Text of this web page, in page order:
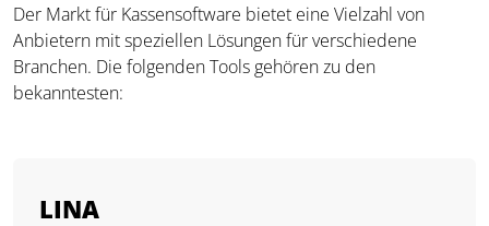
Der Markt für Kassensoftware bietet eine Vielzahl von
Anbietern mit speziellen Lösungen für verschiedene
Branchen. Die folgenden Tools gehören zu den
bekanntesten:
LINA